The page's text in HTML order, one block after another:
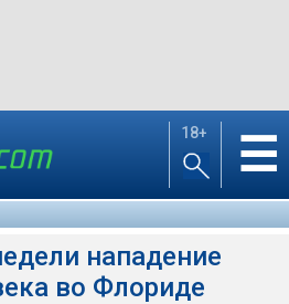
18+ ☰
нападение
во Флориде